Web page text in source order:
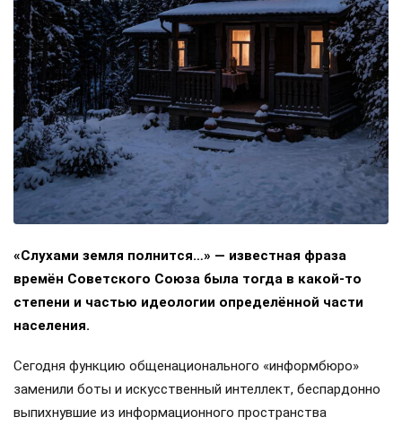
«Слухами земля полнится…» — известная фраза
времён Советского Союза была тогда в какой-то
степени и частью идеологии определённой части
населения.
Сегодня функцию общенационального «информбюро»
заменили боты и искусственный интеллект, беспардонно
выпихнувшие из информационного пространства